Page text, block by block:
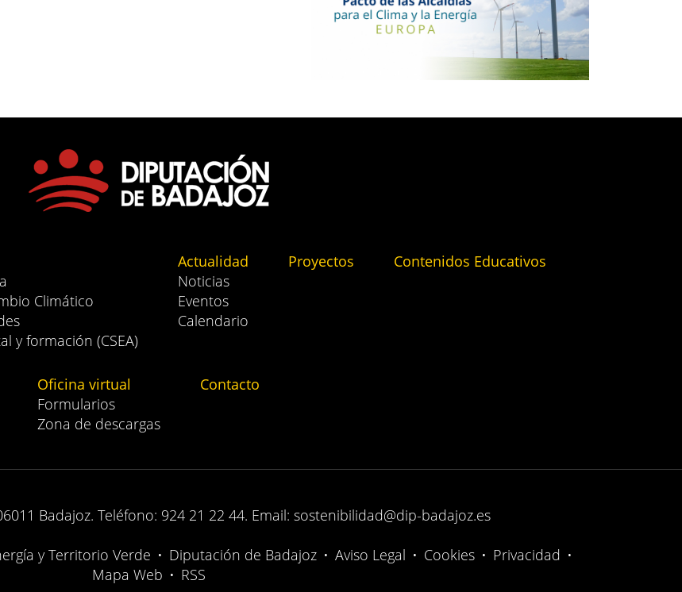
Climático
y formación (CSEA)
Actualidad
Noticias
Eventos
Calendario
Proyectos Contenidos Educativos
Oficina virtual
Formularios
Zona de descargas
Contacto
Badajoz. Teléfono: 924 21 22 44. Email: sostenibilidad@dip-badajoz.es
y Territorio Verde • Diputación de Badajoz • Aviso Legal • Cookies • Privacidad •
Mapa Web • RSS